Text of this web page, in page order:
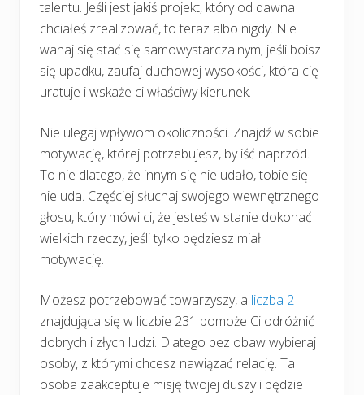
talentu. Jeśli jest jakiś projekt, który od dawna
chciałeś zrealizować, to teraz albo nigdy. Nie
wahaj się stać się samowystarczalnym; jeśli boisz
się upadku, zaufaj duchowej wysokości, która cię
uratuje i wskaże ci właściwy kierunek.
Nie ulegaj wpływom okoliczności. Znajdź w sobie
motywację, której potrzebujesz, by iść naprzód.
To nie dlatego, że innym się nie udało, tobie się
nie uda. Częściej słuchaj swojego wewnętrznego
głosu, który mówi ci, że jesteś w stanie dokonać
wielkich rzeczy, jeśli tylko będziesz miał
motywację.
Możesz potrzebować towarzyszy, a liczba 2
znajdująca się w liczbie 231 pomoże Ci odróżnić
dobrych i złych ludzi. Dlatego bez obaw wybieraj
osoby, z którymi chcesz nawiązać relację. Ta
osoba zaakceptuje misję twojej duszy i będzie